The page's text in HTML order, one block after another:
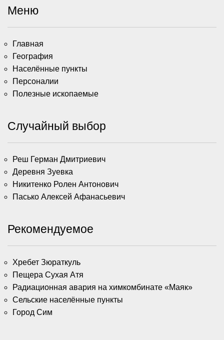
Меню
Главная
География
Населённые пункты
Персоналии
Полезные ископаемые
Случайный выбор
Реш Герман Дмитриевич
Деревня Зуевка
Никитенко Ролен Антонович
Пасько Алексей Афанасьевич
Рекомендуемое
Хребет Зюраткуль
Пещера Сухая Атя
Радиационная авария на химкомбинате «Маяк»
Сельские населённые пункты
Город Сим